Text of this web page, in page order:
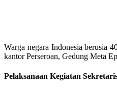
Warga negara Indonesia berusia
kantor Perseroan, Gedung Meta
Pelaksanaan Kegiatan